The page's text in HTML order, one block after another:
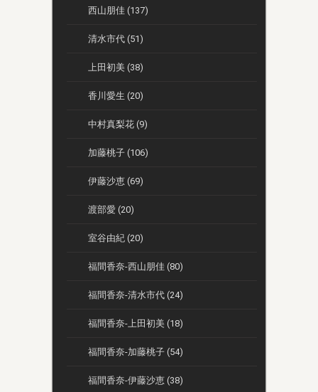
西山朋佳 (137)
清水市代 (51)
上田初美 (38)
香川愛生 (20)
中村真梨花 (9)
加藤桃子 (106)
伊藤沙恵 (69)
渡部愛 (20)
室谷由紀 (20)
福間香奈-西山朋佳 (80)
福間香奈-清水市代 (24)
福間香奈-上田初美 (18)
福間香奈-加藤桃子 (54)
福間香奈-伊藤沙恵 (38)